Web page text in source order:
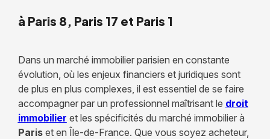
à Paris 8, Paris 17 et Paris 1
Dans un marché immobilier parisien en constante
évolution, où les enjeux financiers et juridiques sont
de plus en plus complexes, il est essentiel de se faire
accompagner par un professionnel maîtrisant le droit
immobilier et les spécificités du marché immobilier à
Pariset en Île-de-France. Que vous soyez acheteur,